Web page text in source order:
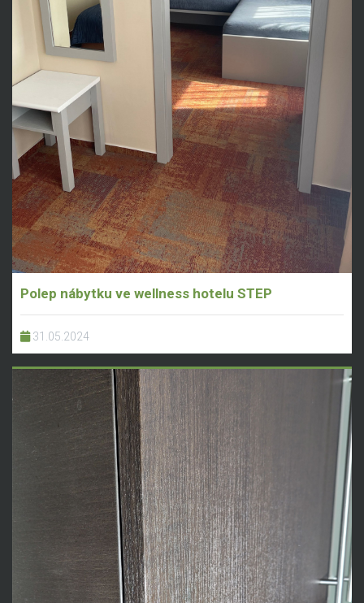
Polep nábytku ve wellness hotelu STEP
31.05.2024